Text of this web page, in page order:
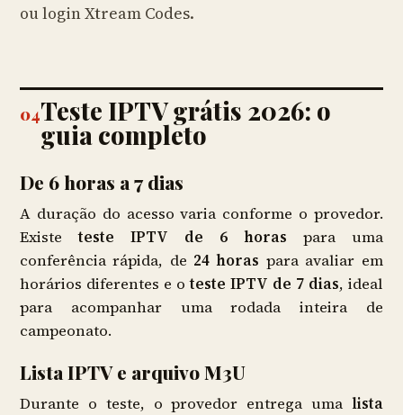
ou login Xtream Codes.
04Teste IPTV grátis 2026: o
guia completo
De 6 horas a 7 dias
A duração do acesso varia conforme o provedor.
Existeteste IPTV de 6 horas para uma
conferência rápida, de 24 horas para avaliar em
horários diferentes e oteste IPTV de 7 dias, ideal
para acompanhar uma rodada inteira de
campeonato.
Lista IPTV e arquivo M3U
Durante o teste, o provedor entrega uma lista